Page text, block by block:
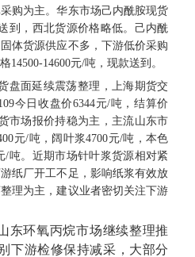
购为主。华东市场己内酰胺现货
到，西北货源价格略低。己内酰
体货源供应不多，下游低价采购
14500-14600元/吨，现款送到。
盘面延续震荡整理，上海期货交
今日收盘价6344元/吨，结算价
市场报价持稳为主，主流山东市
元/吨，阔叶浆4700元/吨，本色
/吨。近期市场针叶浆货源相对紧
纸厂开工不足，影响纸浆有效放
理为主，建议业者密切关注下游
东环氧丙烷市场继续整理推
下游检修保持减采，大部分